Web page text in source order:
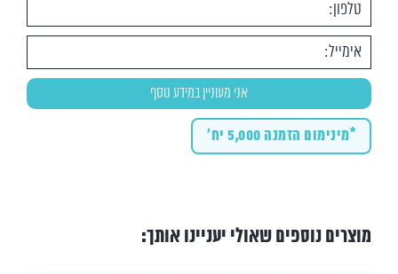
*מינימום הזמנה 5,000 יח'
מוצרים נוספים שאולי יעניינו אותך: